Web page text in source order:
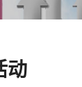
动